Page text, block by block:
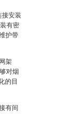
接安装
有密
护带
架
对烟
的目
有间